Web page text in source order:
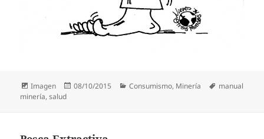
Formato
Imagen
Publicado
08/10/2015 Categorías
Consumismo, Minería Etiquetas
manual
minería,salud